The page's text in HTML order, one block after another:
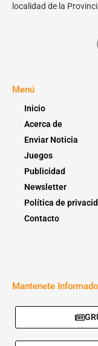
localidad de la
Menú
Inicio
Acerca de
Enviar Noticia
Juegos
Publicidad
Newsletter
Política de
Contacto
Mantenete Informado